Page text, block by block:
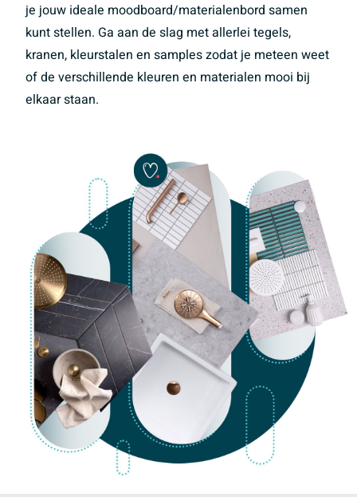
je jouw ideale moodboard/materialenbord samen
kunt stellen. Ga aan de slag met allerlei tegels,
kranen, kleurstalen en samples zodat je meteen weet
of de verschillende kleuren en materialen mooi bij
elkaar staan.